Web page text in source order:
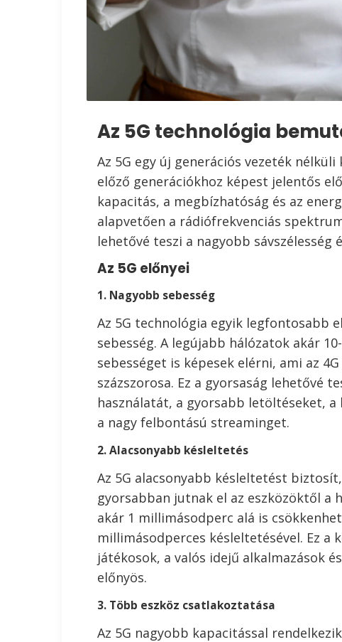
Az 5G technológia
Az 5G egy új generációs vezeték
előző generációkhoz képest jelentős
kapacitás, a megbízhatóság és az
alapvetően a rádiófrekvenciás
lehetővé teszi a nagyobb sávszélesség
Az 5G előnyei
1. Nagyobb sebesség
Az 5G technológia egyik legfontosabb
sebesség. A legújabb hálózatok akár
sebességet is képesek elérni, ami az
százszorosa. Ez a gyorsaság lehetővé
használatát, a gyorsabb letöltéseket,
a nagy felbontású streaminget.
2. Alacsonyabb késleltetés
Az 5G alacsonyabb késleltetést
gyorsabban jutnak el az eszközöktől a
akár 1 millimásodperc alá is
millimásodperces késleltetésével. Ez a
játékosok, a valós idejű alkalmazások
előnyös.
3. Több eszköz csatlakoztatása
Az 5G nagyobb kapacitással